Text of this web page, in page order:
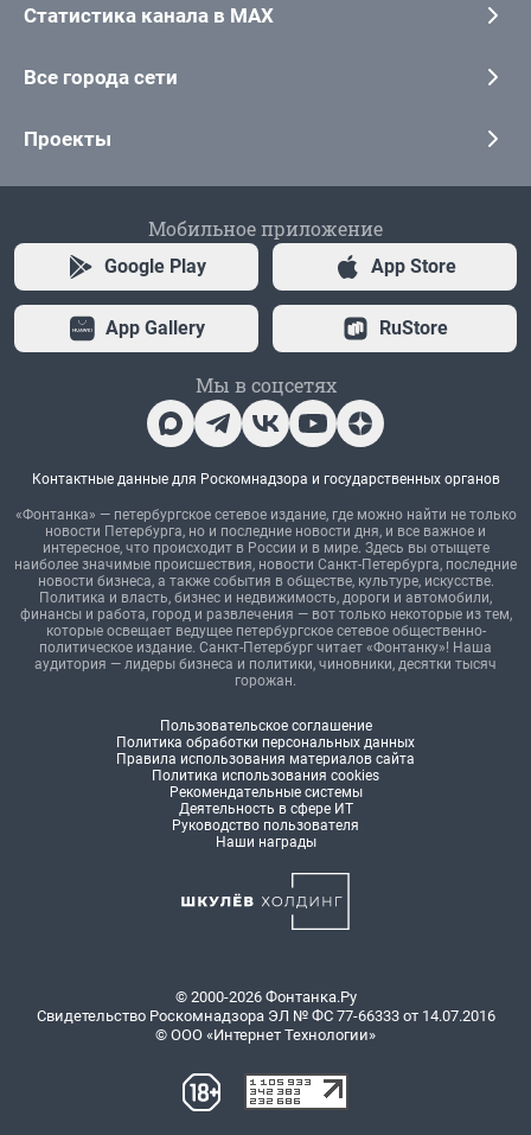
Статистика канала в MAX
Все города сети
Проекты
Мобильное приложение
Google Play App Store
App Gallery RuStore
Мы в соцсетях
Контактные данные для Роскомнадзора и государственных органов
«Фонтанка» — петербургское сетевое издание, где можно найти не только
новости Петербурга, но и последние новости дня, и все важное и
интересное, что происходит в России и в мире. Здесь вы отыщете
наиболее значимые происшествия, новости Санкт-Петербурга, последние
новости бизнеса, а также события в обществе, культуре, искусстве.
Политика и власть, бизнес и недвижимость, дороги и автомобили,
финансы и работа, город и развлечения — вот только некоторые из тем,
которые освещает ведущее петербургское сетевое общественно-
политическое издание. Санкт-Петербург читает «Фонтанку»! Наша
аудитория — лидеры бизнеса и политики, чиновники, десятки тысяч
горожан.
Пользовательское соглашение
Политика обработки персональных данных
Правила использования материалов сайта
Политика использования cookies
Рекомендательные системы
Деятельность в сфере ИТ
Руководство пользователя
Наши награды
© 2000-2026 Фонтанка.Ру
Свидетельство Роскомнадзора ЭЛ № ФС 77-66333 от 14.07.2016
© ООО «Интернет Технологии»